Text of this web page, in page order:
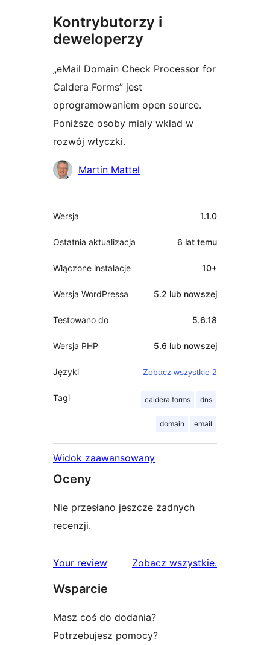
Kontrybutorzy i
deweloperzy
„eMail Domain Check Processor for
Caldera Forms” jest
oprogramowaniem open source.
Poniższe osoby miały wkład w
rozwój wtyczki.
Zaangażowani
Martin Mattel
Meta
Wersja 1.1.0
Ostatnia aktualizacja 6 lat temu
Włączone instalacje 10+
Wersja WordPressa 5.2 lub nowszej
Testowano do 5.6.18
Wersja PHP 5.6 lub nowszej
Języki Zobacz wszystkie 2
Tagi caldera forms dns
domain email
Widok zaawansowany
Oceny
Nie przesłano jeszcze żadnych
recenzji.
Your review Zobacz wszystkierecenzje
.
Wsparcie
Masz coś do dodania?
Potrzebujesz pomocy?